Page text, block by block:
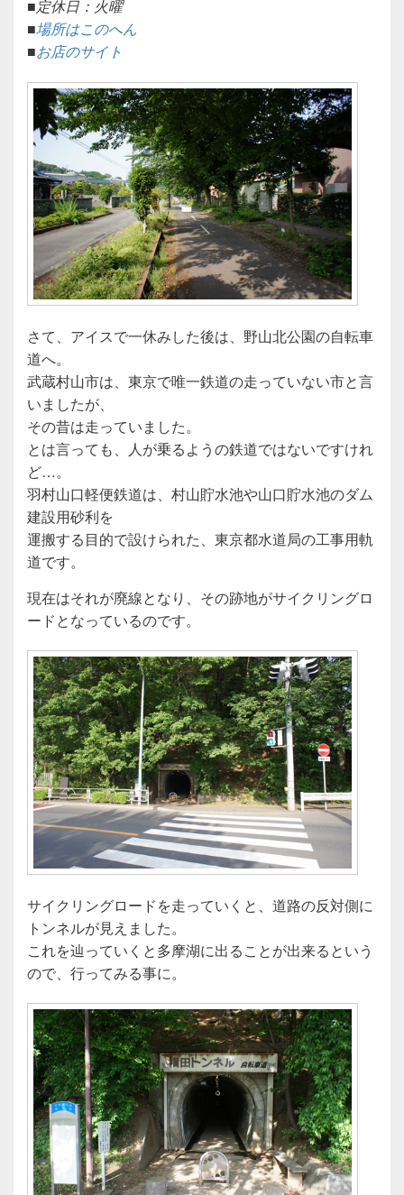
■定休日：火曜
■場所はこのへん
■お店のサイト
さて、アイスで一休みした後は、野山北公園の自転車
道へ。
武蔵村山市は、東京で唯一鉄道の走っていない市と言
いましたが、
その昔は走っていました。
とは言っても、人が乗るようの鉄道ではないですけれ
ど…。
羽村山口軽便鉄道は、村山貯水池や山口貯水池のダム
建設用砂利を
運搬する目的で設けられた、東京都水道局の工事用軌
道です。
現在はそれが廃線となり、その跡地がサイクリングロ
ードとなっているのです。
サイクリングロードを走っていくと、道路の反対側に
トンネルが見えました。
これを辿っていくと多摩湖に出ることが出来るという
ので、行ってみる事に。